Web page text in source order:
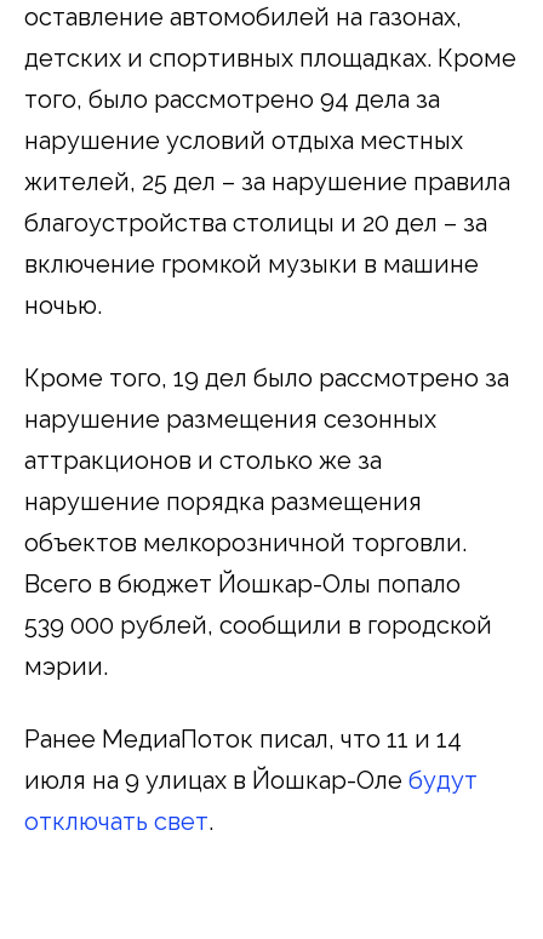
оставление автомобилей на газонах,
детских и спортивных площадках. Кроме
того, было рассмотрено 94 дела за
нарушение условий отдыха местных
жителей, 25 дел – за нарушение правила
благоустройства столицы и 20 дел – за
включение громкой музыки в машине
ночью.
Кроме того, 19 дел было рассмотрено за
нарушение размещения сезонных
аттракционов и столько же за
нарушение порядка размещения
объектов мелкорозничной торговли.
Всего в бюджет Йошкар-Олы попало
539 000 рублей, сообщили в городской
мэрии.
Ранее МедиаПоток писал, что 11 и 14
июля на 9 улицах в Йошкар-Оле будут
отключать свет.